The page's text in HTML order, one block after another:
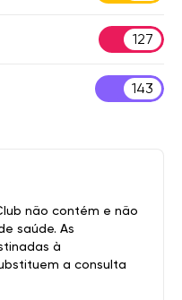
127
143
não contém e não
saúde. As
à
a consulta